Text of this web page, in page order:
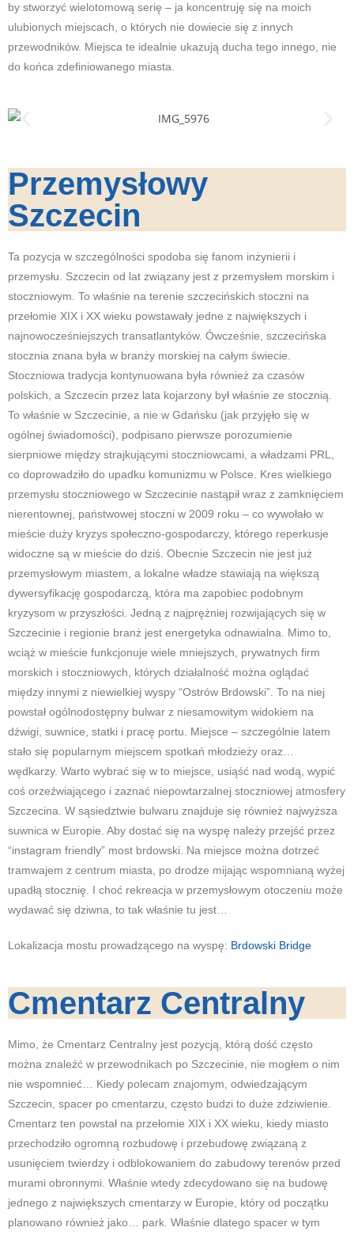
by stworzyć wielotomową serię – ja koncentruję się na moich
ulubionych miejscach, o których nie dowiecie się z innych
przewodników. Miejsca te idealnie ukazują ducha tego innego, nie
do końca zdefiniowanego miasta.
Przemysłowy
Szczecin
Ta pozycja w szczególności spodoba się fanom inżynierii i
przemysłu. Szczecin od lat związany jest z przemysłem morskim i
stoczniowym. To właśnie na terenie szczecińskich stoczni na
przełomie XIX i XX wieku powstawały jedne z największych i
najnowocześniejszych transatlantyków. Ówcześnie, szczecińska
stocznia znana była w branży morskiej na całym świecie.
Stoczniowa tradycja kontynuowana była również za czasów
polskich, a Szczecin przez lata kojarzony był właśnie ze stocznią.
To właśnie w Szczecinie, a nie w Gdańsku (jak przyjęło się w
ogólnej świadomości), podpisano pierwsze porozumienie
sierpniowe między strajkującymi stoczniowcami, a władzami PRL,
co doprowadziło do upadku komunizmu w Polsce. Kres wielkiego
przemysłu stoczniowego w Szczecinie nastąpił wraz z zamknięciem
nierentownej, państwowej stoczni w 2009 roku – co wywołało w
mieście duży kryzys społeczno-gospodarczy, którego reperkusje
widoczne są w mieście do dziś. Obecnie Szczecin nie jest już
przemysłowym miastem, a lokalne władze stawiają na większą
dywersyfikację gospodarczą, która ma zapobiec podobnym
kryzysom w przyszłości. Jedną z najprężniej rozwijających się w
Szczecinie i regionie branż jest energetyka odnawialna. Mimo to,
wciąż w mieście funkcjonuje wiele mniejszych, prywatnych firm
morskich i stoczniowych, których działalność można oglądać
między innymi z niewielkiej wyspy “Ostrów Brdowski”. To na niej
powstał ogólnodostępny bulwar z niesamowitym widokiem na
dźwigi, suwnice, statki i pracę portu. Miejsce – szczególnie latem
stało się popularnym miejscem spotkań młodzieży oraz…
wędkarzy. Warto wybrać się w to miejsce, usiąść nad wodą, wypić
coś orzeźwiającego i zaznać niepowtarzalnej stoczniowej atmosfery
Szczecina. W sąsiedztwie bulwaru znajduje się również najwyższa
suwnica w Europie. Aby dostać się na wyspę należy przejść przez
“instagram friendly” most brdowski. Na miejsce można dotrzeć
tramwajem z centrum miasta, po drodze mijając wspomnianą wyżej
upadłą stocznię. I choć rekreacja w przemysłowym otoczeniu może
wydawać się dziwna, to tak właśnie tu jest…
Lokalizacja mostu prowadzącego na wyspę: Brdowski Bridge
Cmentarz Centralny
Mimo, że Cmentarz Centralny jest pozycją, którą dość często
można znaleźć w przewodnikach po Szczecinie, nie mogłem o nim
nie wspomnieć… Kiedy polecam znajomym, odwiedzającym
Szczecin, spacer po cmentarzu, często budzi to duże zdziwienie.
Cmentarz ten powstał na przełomie XIX i XX wieku, kiedy miasto
przechodziło ogromną rozbudowę i przebudowę związaną z
usunięciem twierdzy i odblokowaniem do zabudowy terenów przed
murami obronnymi. Właśnie wtedy zdecydowano się na budowę
jednego z największych cmentarzy w Europie, który od początku
planowano również jako… park. Właśnie dlatego spacer w tym